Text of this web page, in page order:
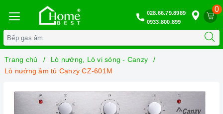
0
028.66.79.8989
0933.800.899
Trang chủ
Lò nướng, Lò vi sóng - Canzy
Lò nướng âm tủ Canzy CZ-601M